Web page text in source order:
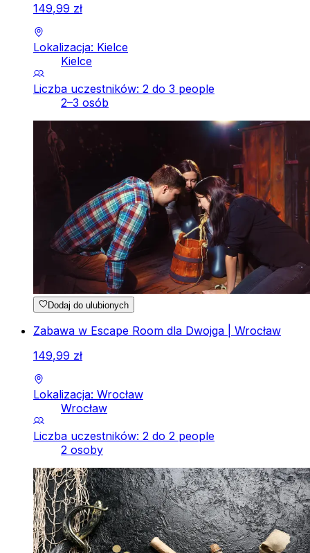
149,99 zł
Lokalizacja: Kielce
Kielce
Liczba uczestników: 2 do 3 people
2–3 osób
Dodaj do ulubionych
Zabawa w Escape Room dla Dwojga | Wrocław
149,99 zł
Lokalizacja: Wrocław
Wrocław
Liczba uczestników: 2 do 2 people
2 osoby